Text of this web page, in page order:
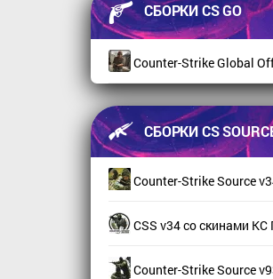
СБОРКИ CS GO
Counter-Strike Global
СБОРКИ CS
Counter-Strike Source
CSS v34 со скинами КС
Counter-Strike Source